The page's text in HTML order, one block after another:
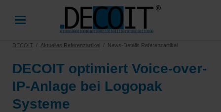
DECOIT Aktuelles Referenzartikel News-Details Referenzartikel
DECOIT optimiert Voice-over-
IP-Anlage bei Logopak
Systeme